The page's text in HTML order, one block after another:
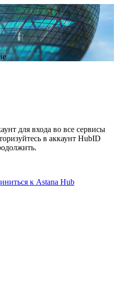
для входа во все сервисы
в аккаунт HubID
к Astana Hub